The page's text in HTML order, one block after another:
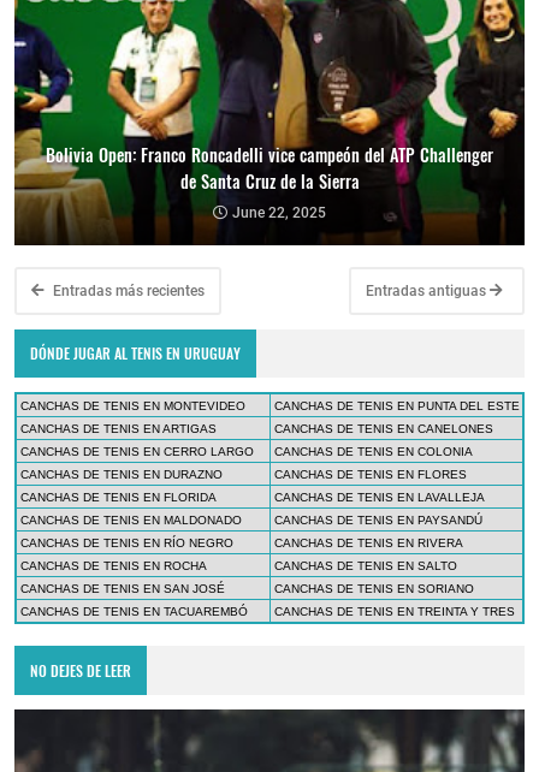
Bolivia Open: Franco Roncadelli vice campeón del ATP Challenger
de Santa Cruz de la Sierra
June 22, 2025
Entradas más recientes Entradas antiguas
DÓNDE JUGAR AL TENIS EN URUGUAY
CANCHAS DE TENIS EN MONTEVIDEO
CANCHAS DE TENIS EN PUNTA DEL ESTE
CANCHAS DE TENIS EN ARTIGAS
CANCHAS DE TENIS EN CANELONES
CANCHAS DE TENIS EN CERRO LARGO
CANCHAS DE TENIS EN COLONIA
CANCHAS DE TENIS EN DURAZNO
CANCHAS DE TENIS EN FLORES
CANCHAS DE TENIS EN FLORIDA
CANCHAS DE TENIS EN LAVALLEJA
CANCHAS DE TENIS EN MALDONADO
CANCHAS DE TENIS EN PAYSANDÚ
CANCHAS DE TENIS EN RÍO NEGRO
CANCHAS DE TENIS EN RIVERA
CANCHAS DE TENIS EN ROCHA
CANCHAS DE TENIS EN SALTO
CANCHAS DE TENIS EN SAN JOSÉ
CANCHAS DE TENIS EN SORIANO
CANCHAS DE TENIS EN TACUAREMBÓ
CANCHAS DE TENIS EN TREINTA Y TRES
NO DEJES DE LEER